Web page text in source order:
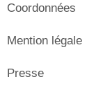
Coordonnées
Mention légale
Presse